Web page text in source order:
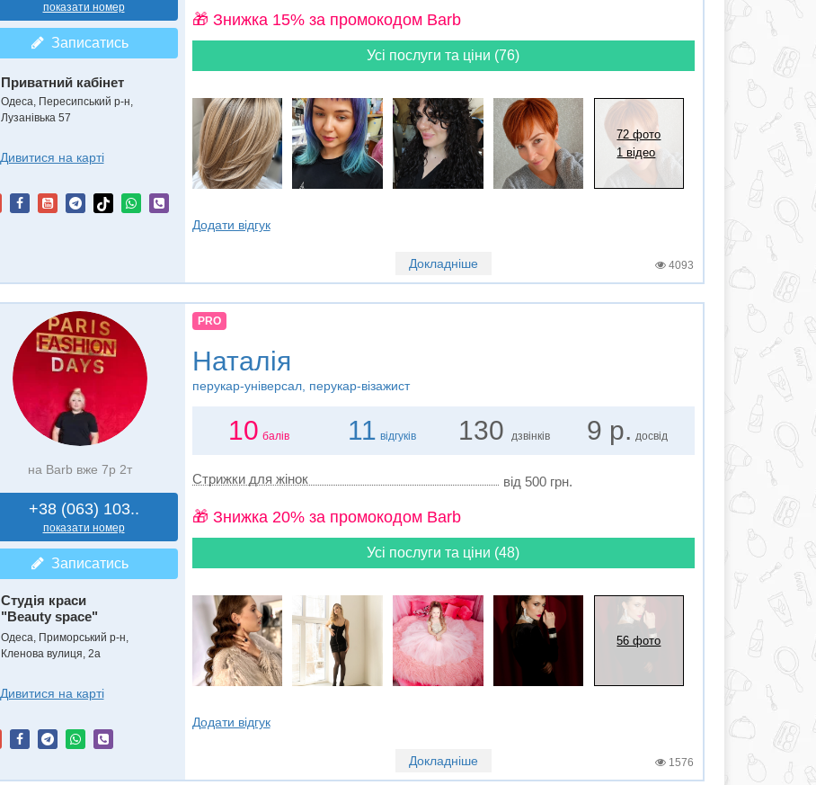
показати номер
Записатись
Приватний кабінет
Одеса, Пересипський р-н,
Лузанівька 57
Дивитися на карті
🎁 Знижка 15% за промокодом Barb
Усі послуги та ціни (76)
72 фото
1 відео
Додати відгук
Докладніше 4093
на Barb вже 7р 2т
+38 (063) 103..
показати номер
Записатись
Студія краси
"Beauty space"
Одеса, Приморський р-н,
Кленова вулиця, 2а
Дивитися на карті
PRO
Наталія
перукар-універсал, перукар-візажист
10 балів 11 відгуків 130 дзвінків 9 р. досвід
Стрижки для жінок від 500 грн.
🎁 Знижка 20% за промокодом Barb
Усі послуги та ціни (48)
56 фото
Додати відгук
Докладніше 1576